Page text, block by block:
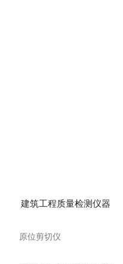
建筑工程质量检测仪器
原位剪切仪